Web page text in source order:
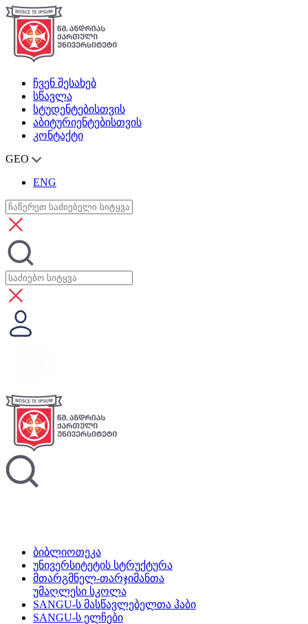
ჩვენ შესახებ
სწავლა
სტუდენტებისთვის
აბიტურიენტებისთვის
კონტაქტი
GEO
ENG
ბიბლიოთეკა
უნივერსიტეტის სტრუქტურა
მთარგმნელ-თარჯიმანთა
უმაღლესი სკოლა
SANGU-ს მასწავლებელთა ჰაბი
SANGU-ს ელჩები